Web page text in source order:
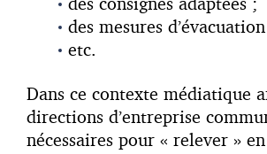
des mesures
etc.
Dans ce contexte médiatique
directions d’entreprise
nécessaires pour « relever »